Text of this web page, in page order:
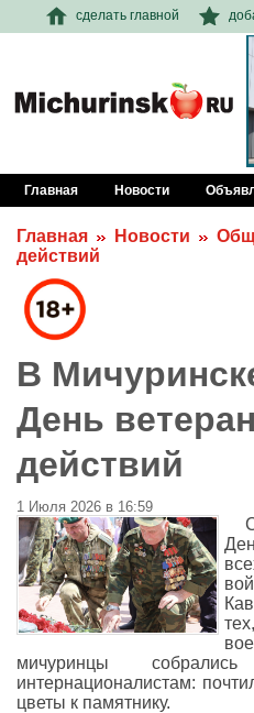
сделать главной
Главная Новости
Главная Новости
действий
В
День
действий
1 Июля 2026 в 16:59
мичуринцы
интернационалистам:
цветы к памятнику.